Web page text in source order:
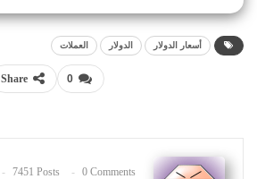
أسعار الدولار الدولار العملات
0
Share
7451 Posts 0 Comments